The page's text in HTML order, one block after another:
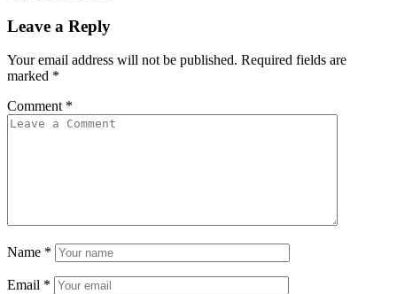
Leave a Reply
Your email address will not be published. Required fields are
marked *
Comment *
Name *
Email *